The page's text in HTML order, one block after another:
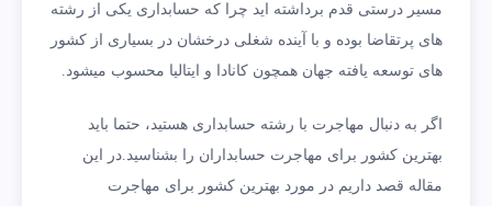
مسیر درستی قدم برداشته اید چرا که حسابداری یکی از رشته
های پرتقاضا بوده و با آینده شغلی درخشان در بسیاری از کشور
های توسعه یافته جهان همچون کانادا و ایتالیا محسوب میشود.
اگر به دنبال مهاجرت با رشته حسابداری هستید، حتما باید
بهترین کشور برای مهاجرت حسابداران را بشناسید.در این
مقاله قصد داریم در مورد بهترین کشور برای مهاجرت